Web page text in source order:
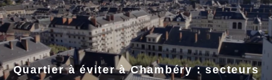
Quartier à éviter à Chambéry : secteurs